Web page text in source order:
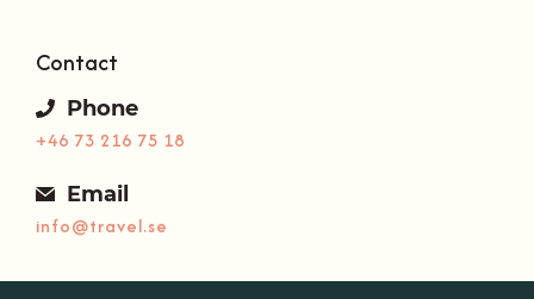
Contact
Phone
+46 73 216 75 18
Email
info@travel.se